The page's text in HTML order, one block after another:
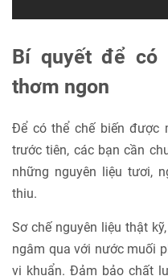
Bí quyết để có
thơm ngon
Để có thể chế biến được
trước tiên, các bạn cần
những nguyên liệu tươi,
thiu.
Sơ chế nguyên liệu thật
ngâm qua với nước muối
vi khuẩn. Đảm bảo chất